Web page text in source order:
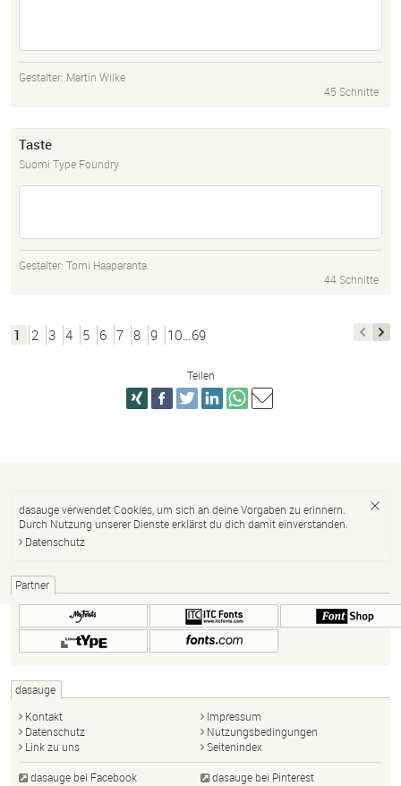
Gestalter: Martin Wilke
45 Schnitte
Taste
Suomi Type Foundry
Gestalter: Tomi Haaparanta
44 Schnitte
1 2 3 4 5 6 7 8 9 10…69
Teilen
dasauge verwendet Cookies, um sich an deine Vorgaben zu erinnern.
Durch Nutzung unserer Dienste erklärst du dich damit einverstanden.
Datenschutz
Partner
dasauge
Kontakt
Impressum
Datenschutz
Nutzungsbedingungen
Link zu uns
Seitenindex
dasauge bei Facebook dasauge bei Pinterest